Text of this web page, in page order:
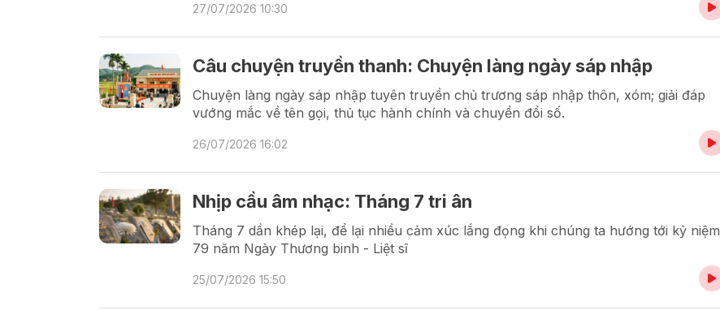
27/07/2026 10:30
Câu chuyện truyền thanh: Chuyện làng ngày sáp nhập
Chuyện làng ngày sáp nhập tuyên truyền chủ trương sáp nhập thôn, xóm; giải đáp
vướng mắc về tên gọi, thủ tục hành chính và chuyển đổi số.
26/07/2026 16:02
Nhịp cầu âm nhạc: Tháng 7 tri ân
Tháng 7 dần khép lại, để lại nhiều cảm xúc lắng đọng khi chúng ta hướng tới kỷ niệm
79 năm Ngày Thương binh - Liệt sĩ
25/07/2026 15:50